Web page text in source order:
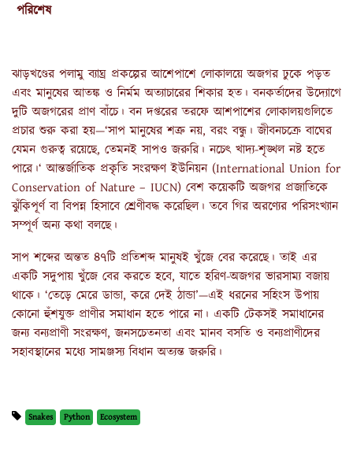
পরিশেষ
ঝাড়খণ্ডের পলামু ব্যাঘ্র প্রকল্পের আশেপাশে লোকালয়ে অজগর ঢুকে পড়ত
এবং মানুষের আতঙ্ক ও নির্মম অত্যাচারের শিকার হত। বনকর্তাদের উদ্যোগে
দুটি অজগরের প্রাণ বাঁচে। বন দপ্তরের তরফে আশপাশের লোকালয়গুলিতে
প্রচার শুরু করা হয়—‘সাপ মানুষের শত্রু নয়, বরং বন্ধু। জীবনচক্রে বাঘের
যেমন গুরুত্ব রয়েছে, তেমনই সাপও জরুরি। নচেৎ খাদ্য-শৃঙ্খল নষ্ট হতে
পারে।‘ আন্তর্জাতিক প্রকৃতি সংরক্ষণ ইউনিয়ন (International Union for
Conservation of Nature – IUCN) বেশ কয়েকটি অজগর প্রজাতিকে
ঝুঁকিপূর্ণ বা বিপন্ন হিসাবে শ্রেণীবদ্ধ করেছিল। তবে গির অরণ্যের পরিসংখ্যান
সম্পূর্ণ অন্য কথা বলছে।
সাপ শব্দের অন্তত ৪৭টি প্রতিশব্দ মানুষই খুঁজে বের করেছে। তাই এর
একটি সদুপায় খুঁজে বের করতে হবে, যাতে হরিণ-অজগর ভারসাম্য বজায়
থাকে। ‘তেড়ে মেরে ডান্ডা, করে দেই ঠান্ডা’—এই ধরনের সহিংস উপায়
কোনো হুঁশযুক্ত প্রাণীর সমাধান হতে পারে না। একটি টেকসই সমাধানের
জন্য বন্যপ্রাণী সংরক্ষণ, জনসচেতনতা এবং মানব বসতি ও বন্যপ্রাণীদের
সহাবস্থানের মধ্যে সামঞ্জস্য বিধান অত্যন্ত জরুরি।
Snakes Python Ecosystem